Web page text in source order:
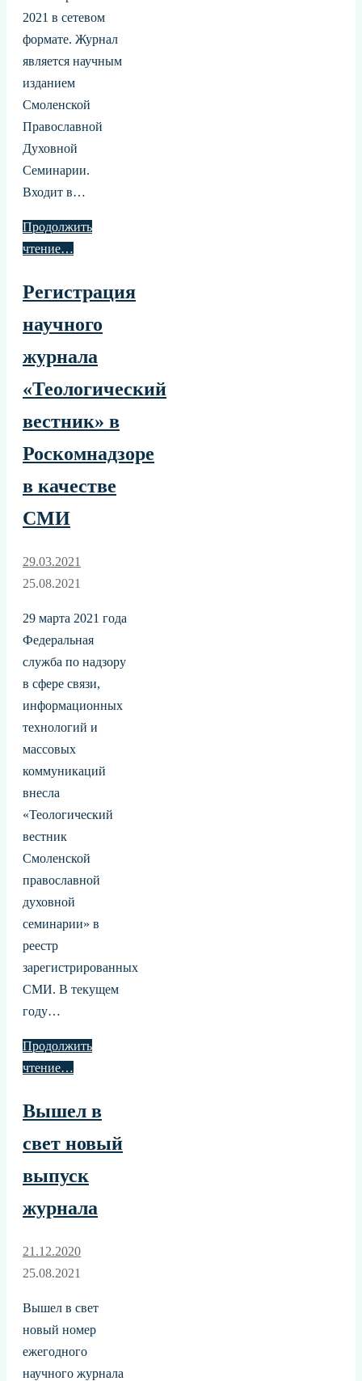
2021 в сетевом
формате. Журнал
является научным
изданием
Смоленской
Православной
Духовной
Семинарии.
Входит в…
Продолжить
чтение…
Регистрация
научного
журнала
«Теологический
вестник» в
Роскомнадзоре
в качестве
СМИ
29.03.2021
25.08.2021
29 марта 2021 года
Федеральная
служба по надзору
в сфере связи,
информационных
технологий и
массовых
коммуникаций
внесла
«Теологический
вестник
Смоленской
православной
духовной
семинарии» в
реестр
зарегистрированных
СМИ. В текущем
году…
Продолжить
чтение…
Вышел в
свет новый
выпуск
журнала
21.12.2020
25.08.2021
Вышел в свет
новый номер
ежегодного
научного журнала